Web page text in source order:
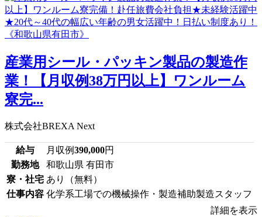
産業用シール・パッキン製品の製造作
業！【月収例38万円以上】ワンルーム
寮完...
株式会社BREXA Next
給与 月収例390,000円
勤務地
和歌山県 有田市
寮・社宅 あり（無料）
仕事内容 化学系工場での機械操作・製造補助製造スタッフ
詳細を表示